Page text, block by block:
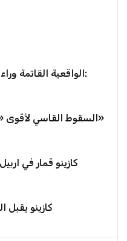
الواقعية القاتمة وراء أفضل بينجو اون لاين الشارقة:
السقوط القاسي لأقوى «أفضل كازينو بدون إيداع لبنان»
كازينو قمار في
كازينو